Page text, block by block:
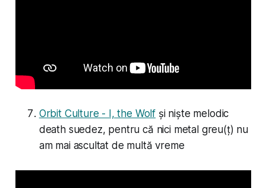
Orbit Culture - I, the Wolf și niște melodic
death suedez, pentru că nici metal greu(ț) nu
am mai ascultat de multă vreme